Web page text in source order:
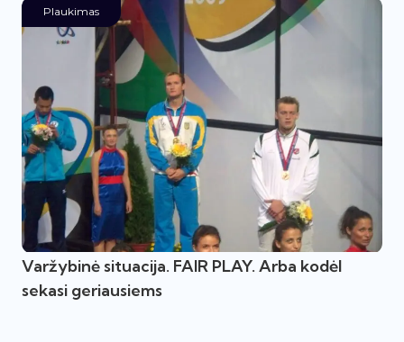
Plaukimas
Varžybinė situacija. FAIR PLAY. Arba kodėl
sekasi geriausiems